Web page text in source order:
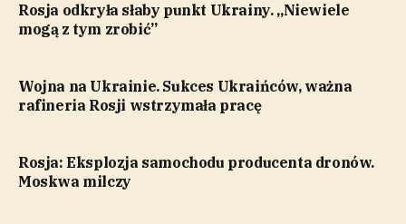
Rosja odkryła słaby punkt Ukrainy. „Niewiele
mogą z tym zrobić”
Wojna na Ukrainie. Sukces Ukraińców, ważna
rafineria Rosji wstrzymała pracę
Rosja: Eksplozja samochodu producenta dronów.
Moskwa milczy